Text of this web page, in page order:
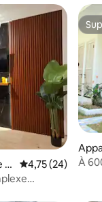
commentaires : 5
⋅
Évaluation
4,75 (24)
Kuta
À